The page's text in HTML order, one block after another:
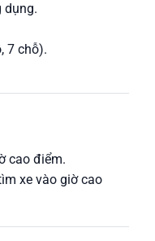
dụng.
7 chỗ).
cao điểm.
xe vào giờ cao